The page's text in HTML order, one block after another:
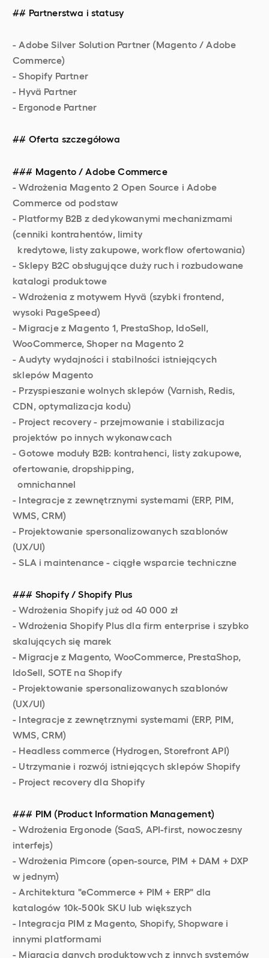
## Partnerstwa i statusy
- Adobe Silver Solution Partner (Magento / Adobe
Commerce)
- Shopify Partner
- Hyvä Partner
- Ergonode Partner
## Oferta szczegółowa
### Magento / Adobe Commerce
- Wdrożenia Magento 2 Open Source i Adobe
Commerce od podstaw
- Platformy B2B z dedykowanymi mechanizmami
(cenniki kontrahentów, limity
kredytowe, listy zakupowe, workflow ofertowania)
- Sklepy B2C obsługujące duży ruch i rozbudowane
katalogi produktowe
- Wdrożenia z motywem Hyvä (szybki frontend,
wysoki PageSpeed)
- Migracje z Magento 1, PrestaShop, IdoSell,
WooCommerce, Shoper na Magento 2
- Audyty wydajności i stabilności istniejących
sklepów Magento
- Przyspieszanie wolnych sklepów (Varnish, Redis,
CDN, optymalizacja kodu)
- Project recovery - przejmowanie i stabilizacja
projektów po innych wykonawcach
- Gotowe moduły B2B: kontrahenci, listy zakupowe,
ofertowanie, dropshipping,
omnichannel
- Integracje z zewnętrznymi systemami (ERP, PIM,
WMS, CRM)
- Projektowanie spersonalizowanych szablonów
(UX/UI)
- SLA i maintenance - ciągłe wsparcie techniczne
### Shopify / Shopify Plus
- Wdrożenia Shopify już od 40 000 zł
- Wdrożenia Shopify Plus dla firm enterprise i szybko
skalujących się marek
- Migracje z Magento, WooCommerce, PrestaShop,
IdoSell, SOTE na Shopify
- Projektowanie spersonalizowanych szablonów
(UX/UI)
- Integracje z zewnętrznymi systemami (ERP, PIM,
WMS, CRM)
- Headless commerce (Hydrogen, Storefront API)
- Utrzymanie i rozwój istniejących sklepów Shopify
- Project recovery dla Shopify
### PIM (Product Information Management)
- Wdrożenia Ergonode (SaaS, API-first, nowoczesny
interfejs)
- Wdrożenia Pimcore (open-source, PIM + DAM + DXP
w jednym)
- Architektura "eCommerce + PIM + ERP" dla
katalogów 10k-500k SKU lub większych
- Integracja PIM z Magento, Shopify, Shopware i
innymi platformami
- Migracja danych produktowych z innych systemów